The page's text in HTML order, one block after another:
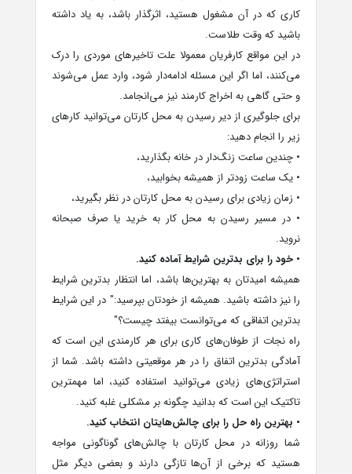
کاری که در آن مشغول هستید، اثرگذار باشد، به یاد داشته
باشید که وقت طلاست.
در این مواقع کارفریان معمولا علت تاخیرهای موردی را درک
می‌کنند، اما اگر این مسئله ادامه‌دار شود، وارد عمل می‌شوند
و حتی گاهی به اخراج کارمند نیز می‌انجامد.
برای جلوگیری از دیر رسیدن به محل کارتان می‌توانید کارهای
زیر را انجام دهید:
• چندین ساعت زنگ‌دار در خانه بگذارید،
• یک ساعت زودتر از همیشه بخوابید،
• زمان زیادی برای رسیدن به محل کارتان در نظر بگیرید،
• در مسیر رسیدن به محل کار به خرید یا صرف صبحانه
نروید.
• خود را برای بدترین شرایط آماده کنید.
همیشه امیدتان به بهترین‌ها باشد، اما انتظار بدترین شرایط
را نیز داشته باشید. همیشه از خودتان بپرسید:" در این شرایط
بدترین اتفاقی که می‌توانست بیفتد چیست؟"
راه نجات از طوفان‌های کاری برای هر کارمندی این است که
آمادگی بدترین اتفاق را در هر موقعیتی داشته باشد. شما از
استراتژی‌های زیادی می‌توانید استفاده کنید، اما مهمترین
تاکتیک این است که بدانید چگونه بر مشکلی غلبه کنید.
• بهترین راه حل را برای چالش‌هایتان انتخاب کنید.
شما روزانه در محل کارتان با چالش‌های گوناگونی مواجه
هستید که برخی از آ‌ن‌ها تازگی دارند و بعضی دیگر مثل